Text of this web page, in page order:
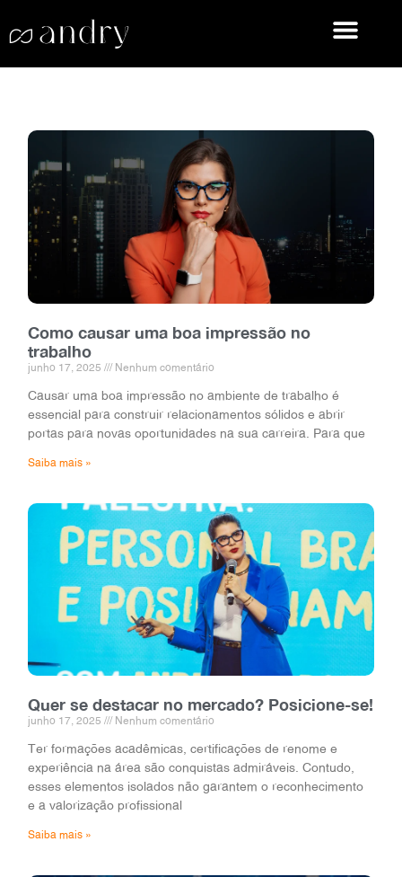
Como causar uma boa impressão no
trabalho
junho 17, 2025 Nenhum comentário
Causar uma boa impressão no ambiente de trabalho é
essencial para construir relacionamentos sólidos e abrir
portas para novas oportunidades na sua carreira. Para que
Saiba mais »
Quer se destacar no mercado? Posicione-se!
junho 17, 2025 Nenhum comentário
Ter formações acadêmicas, certificações de renome e
experiência na área são conquistas admiráveis. Contudo,
esses elementos isolados não garantem o reconhecimento
e a valorização profissional
Saiba mais »